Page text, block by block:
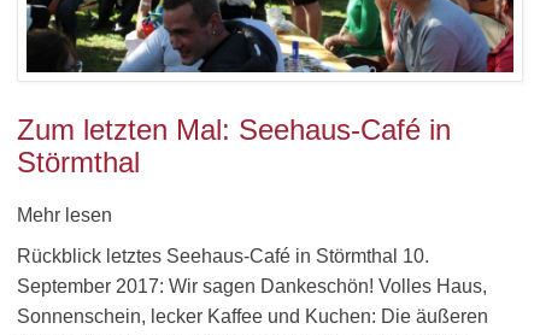
Zum letzten Mal: Seehaus-Café in
Störmthal
Mehr lesen
Rückblick letztes Seehaus-Café in Störmthal 10.
September 2017: Wir sagen Dankeschön! Volles Haus,
Sonnenschein, lecker Kaffee und Kuchen: Die äußeren